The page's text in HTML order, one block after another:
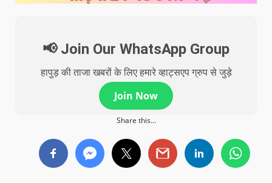
📢 Join Our WhatsApp Group
हापुड़ की ताजा खबरों के लिए हमारे व्हाट्सएप ग्रुप से जुड़े
Join Now
Share this...